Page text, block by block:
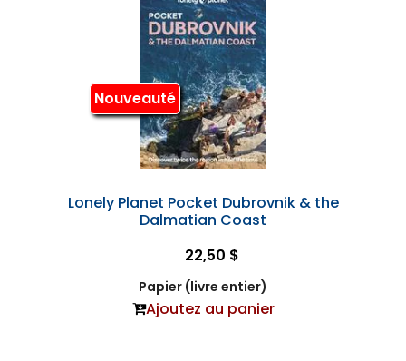
Nouveauté
Lonely Planet Pocket Dubrovnik & the
Dalmatian Coast
22,50 $
Papier (livre entier)
Ajoutez au panier